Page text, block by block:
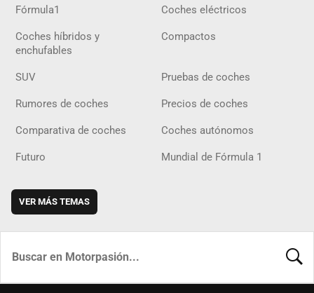
Fórmula1 Coches eléctricos
Coches híbridos y
enchufables
Compactos
SUV Pruebas de coches
Rumores de coches Precios de coches
Comparativa de coches Coches autónomos
Futuro Mundial de Fórmula 1
VER MÁS TEMAS